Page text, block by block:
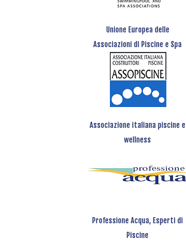
Unione Europea delle
Associazioni di Piscine e Spa
Associazione italiana piscine e
wellness
Professione Acqua, Esperti di
Piscine